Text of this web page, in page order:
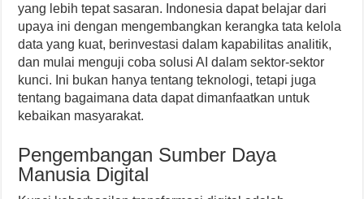
yang lebih tepat sasaran. Indonesia dapat belajar dari
upaya ini dengan mengembangkan kerangka tata kelola
data yang kuat, berinvestasi dalam kapabilitas analitik,
dan mulai menguji coba solusi AI dalam sektor-sektor
kunci. Ini bukan hanya tentang teknologi, tetapi juga
tentang bagaimana data dapat dimanfaatkan untuk
kebaikan masyarakat.
Pengembangan Sumber Daya
Manusia Digital